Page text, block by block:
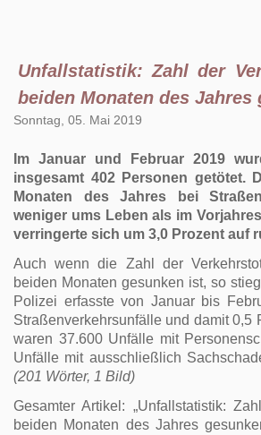
Unfallstatistik: Zahl der
beiden Monaten des Jahres
Sonntag, 05. Mai 2019
Im Januar und Februar 2019
insgesamt 402 Personen getötet.
Monaten des Jahres bei
weniger ums Leben als im
verringerte sich um 3,0 Prozent auf
Auch wenn die Zahl der
beiden Monaten gesunken ist, so
Polizei erfasste von Januar bis
Straßenverkehrsunfälle und damit 0,5
waren 37.600 Unfälle mit
Unfälle mit ausschließlich
(201 Wörter, 1 Bild)
Gesamter Artikel:
Unfallstatistik:
beiden Monaten des Jahres